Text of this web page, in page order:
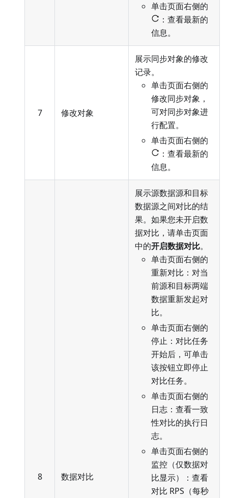
单击页面右侧的
：查看最新的
信息。
7 修改对象
展示同步对象的修改
记录。
单击页面右侧的
修改同步对象，
可对同步对象进
行配置。
单击页面右侧的
：查看最新的
信息。
8 数据对比
展示源数据源和目标
数据源之间对比的结
果。如果您未开启数
据对比，请单击页面
中的开启数据对比。
单击页面右侧的
重新对比：对当
前源和目标两端
数据重新发起对
比。
单击页面右侧的
停止：对比任务
开始后，可单击
该按钮立即停止
对比任务。
单击页面右侧的
日志：查看一致
性对比的执行日
志。
单击页面右侧的
监控（仅数据对
比显示）：查看
对比 RPS（每秒